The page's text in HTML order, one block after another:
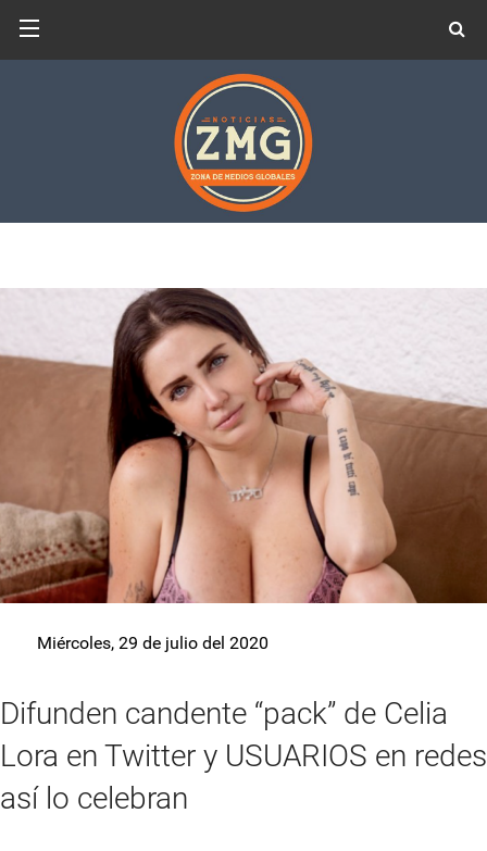
Miércoles, 29 de julio del 2020
Difunden candente “pack” de Celia
Lora en Twitter y USUARIOS en redes
así lo celebran